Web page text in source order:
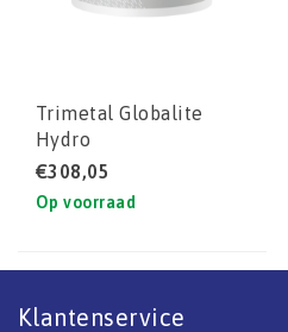
Trimetal Globalite
Hydro
€308,05
Op voorraad
Klantenservice